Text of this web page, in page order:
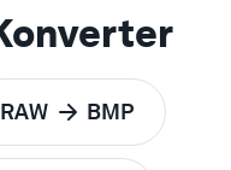
RAW zuBMP